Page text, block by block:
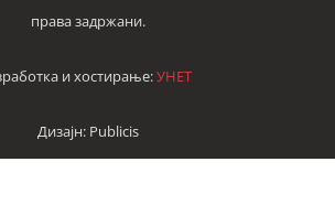
права задржани.
и хостирање:УНЕТ
Дизајн: Publicis